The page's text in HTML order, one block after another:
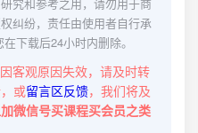
纠纷，责任由使用者自行承
下载后24小时内删除。
客观原因失效，请及时转
或留言区反馈，我们将及
微信号买课程买会员之类